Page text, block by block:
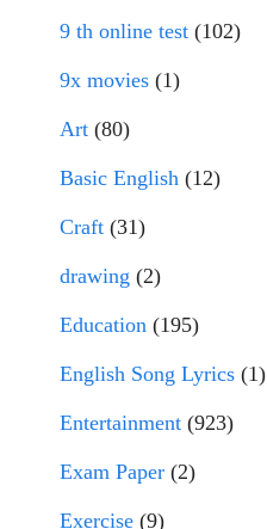
9 th online test (102)
9x movies (1)
Art (80)
Basic English (12)
Craft (31)
drawing (2)
Education (195)
English Song Lyrics (1)
Entertainment (923)
Exam Paper (2)
Exercise (9)